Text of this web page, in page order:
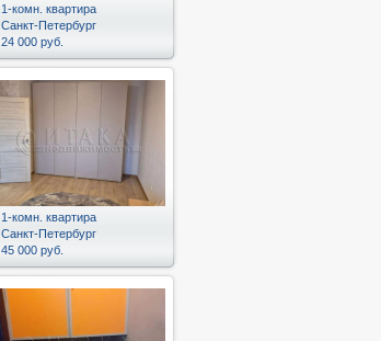
1-комн. квартира
Санкт-Петербург
24 000 руб.
1-комн. квартира
Санкт-Петербург
45 000 руб.